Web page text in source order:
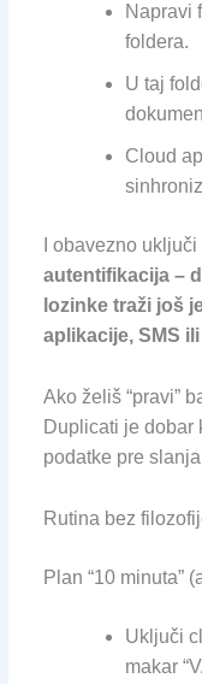
Napravi
foldera.
U taj
Cloud
I obavezno uključi
autentifikacija –
lozinke traži još
aplikacije, SMS
Ako želiš “pravi”
Duplicati je dobar
podatke pre
Rutina bez
Plan “10 minuta”
Uključi
makar